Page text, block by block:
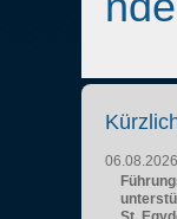
06.08.2026